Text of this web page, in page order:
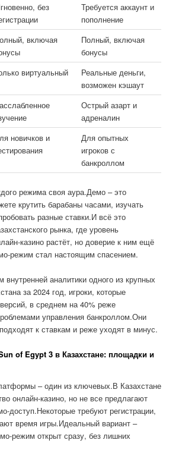
без
Требуется аккаунт и
пополнение
включая
Полный, включая
бонусы
виртуальный
Реальные деньги,
возможен кэшаут
Острый азарт и
адреналин
новичков и
Для опытных
игроков с
банкроллом
режима своя аура.Демо – это
крутить барабаны часами, изучать
разные ставки.И всё это
рынка, где уровень
казино растёт, но доверие к ним ещё
режим стал настоящим спасением.
внутренней аналитики одного из крупных
за 2024 год, игроки, которые
в среднем на 40% реже
управления банкроллом.Они
к ставкам и реже уходят в минус.
of Egypt 3 в Казахстане: площадки и
– один из ключевых.В Казахстане
онлайн-казино, но не все предлагают
доступ.Некоторые требуют регистрации,
время игры.Идеальный вариант –
режим открыт сразу, без лишних